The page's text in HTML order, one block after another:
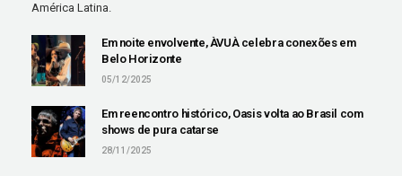
América Latina.
Em noite envolvente, ÀVUÀ celebra conexões em
Belo Horizonte
05/12/2025
Em reencontro histórico, Oasis volta ao Brasil com
shows de pura catarse
28/11/2025